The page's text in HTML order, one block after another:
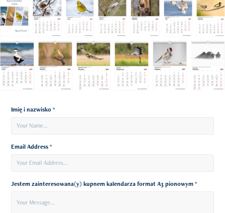
Imię i nazwisko *
Email Address *
Jestem zainteresowana(y) kupnem kalendarza format A3 pionowym *